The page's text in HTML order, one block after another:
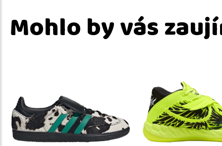
Mohlo by vás